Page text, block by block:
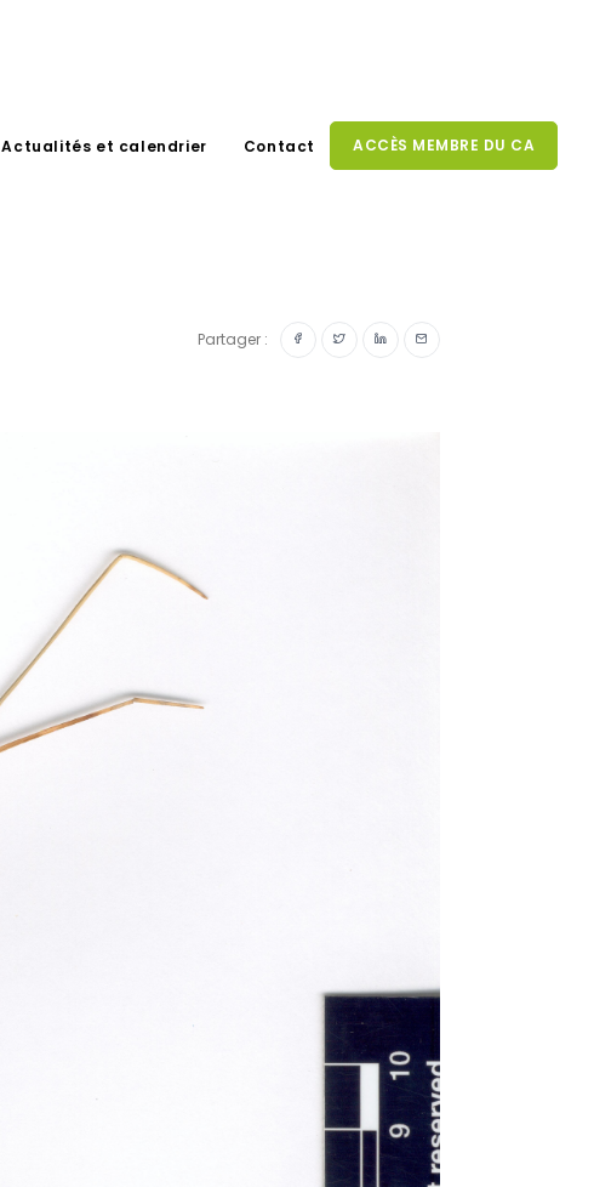
Actualités et calendrier Contact ACCÈS MEMBRE DU CA
Partager :